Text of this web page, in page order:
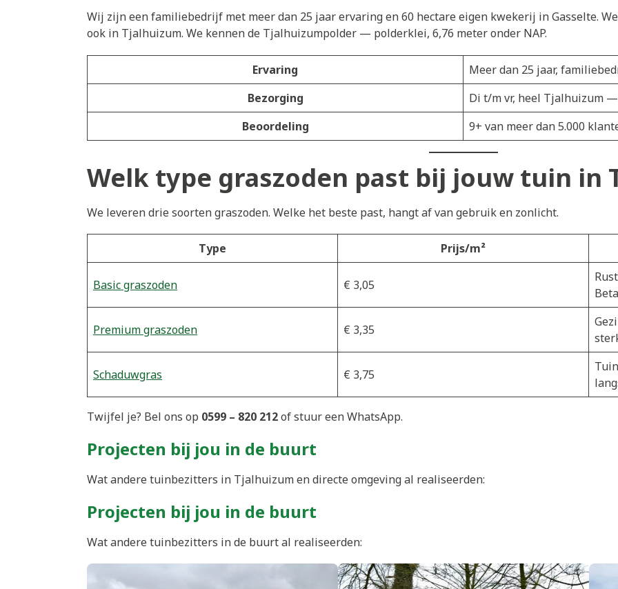
Wij zijn een familiebedrijf met meer dan 25 jaar ervaring en 60 hectare eigen kwekerij in Gasselte.
ook in Tjalhuizum. We kennen de Tjalhuizumpolder — polderklei, 6,76 meter onder NAP.
Ervaring
Meer dan 25 jaar,
Bezorging
Di t/m vr, heel Tjalhuizum
Beoordeling
9+ van meer dan 5.000
Welk type graszoden past bij jouw tuin in
We leveren drie soorten graszoden. Welke het beste past, hangt af van gebruik en zonlicht.
Type Prijs/m²
Basic graszoden € 3,05
Premium graszoden € 3,35
Schaduwgras € 3,75
Twijfel je? Bel ons op 0599 – 820 212of stuur een WhatsApp.
Projecten bij jou in de buurt
Wat andere tuinbezitters in Tjalhuizum en directe omgeving al realiseerden:
Projecten bij jou in de buurt
Wat andere tuinbezitters in de buurt al realiseerden: